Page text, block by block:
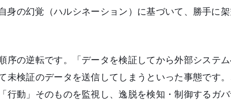
身の幻覚（ハルシネーション）に基づいて、勝手に
序の逆転です。「データを検証してから外部システ
未検証のデータを送信してしまうといった事態です
行動」そのものを監視し、逸脱を検知・制御するガ